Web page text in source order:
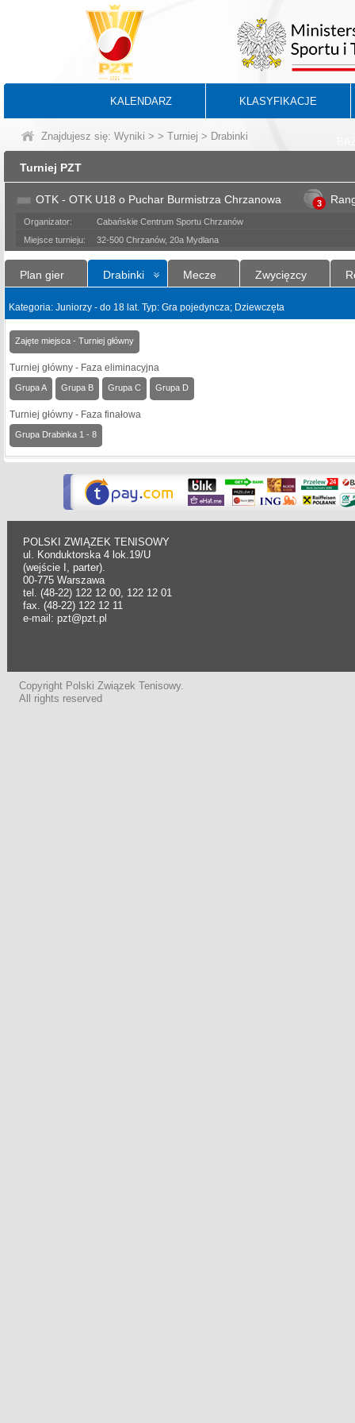
KALENDARZ KLASYFIKACJE
Znajdujesz się: Wyniki > > Turniej > Drabinki
Turniej PZT
OTK - OTK U18 o Puchar Burmistrza Chrzanowa 3
Organizator:
Cabańskie Centrum Sportu Chrzanów
Miejsce turnieju:
32-500 Chrzanów, 20a Mydlana
Plan gier Drabinki Mecze Zwycięzcy
Kategoria: Juniorzy - do 18 lat. Typ: Gra pojedyncza; Dziewczęta
Zajęte miejsca - Turniej główny
Turniej główny - Faza eliminacyjna
Grupa A Grupa B Grupa C Grupa D
Turniej główny - Faza finałowa
Grupa Drabinka 1 - 8
POLSKI ZWIĄZEK TENISOWY
ul. Konduktorska 4 lok.19/U
(wejście I, parter).
00-775 Warszawa
tel. (48-22) 122 12 00, 122 12 01
fax. (48-22) 122 12 11
e-mail: pzt@pzt.pl
Copyright Polski Związek Tenisowy.
All rights reserved